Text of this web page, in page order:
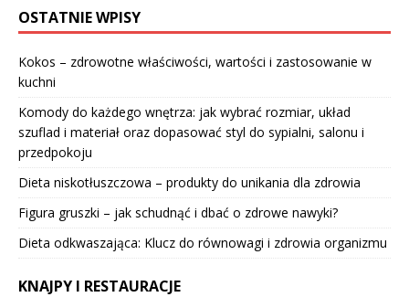
OSTATNIE WPISY
Kokos – zdrowotne właściwości, wartości i zastosowanie w
kuchni
Komody do każdego wnętrza: jak wybrać rozmiar, układ
szuflad i materiał oraz dopasować styl do sypialni, salonu i
przedpokoju
Dieta niskotłuszczowa – produkty do unikania dla zdrowia
Figura gruszki – jak schudnąć i dbać o zdrowe nawyki?
Dieta odkwaszająca: Klucz do równowagi i zdrowia organizmu
KNAJPY I RESTAURACJE